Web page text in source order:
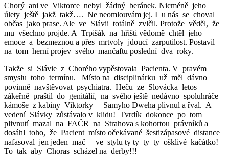
Chorý ani ve Viktorce nebyl žádný beránek. Nicméně jeho
úlety ještě jakž takž…. Ne neomlouvám jej. I u nás se choval
občas jako prase. Ale ve Slávii totálně zvlčil. Protože věděl, že
mu všechno projde. A Trpišák na hřišti vědomě chtěl jeho
emoce a bezmeznou a přes mrtvoly jdoucí zarputilost. Postavil
na tom herní projev svého mančaftu poslední dva roky.
Takže si Slávie z Chorého vypěstovala Pacienta. V pravém
smyslu toho termínu. Místo na disciplinárku už měl dávno
povinně navštěvovat psychiatra. Heču ze Slovácka letos
zákeřně praštil do genitálií, na svého ještě nedávno spoluhráče
kámoše z kabiny Viktorky – Samyho Dweha plivnul a řval. A
vedení Slávky zůstávalo v klidu! Tvrdík dokonce po tom
plivnutí mazal na FAČR na Strahova s kohortou právníků a
dosáhl toho, že Pacient místo očekávané šestizápasové distance
nafasoval jen jeden mač – ve stylu ty ty ty ty ošklivé kačátko!
To tak aby Choras scházel na derby!!!